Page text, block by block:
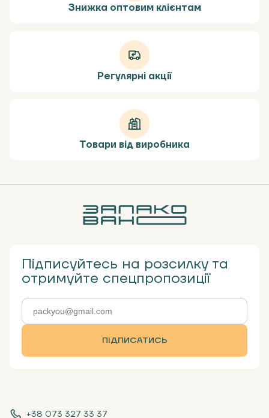
Знижка оптовим клієнтам
Регулярні акції
Товари від виробника
+38 073 327 33 37
Підписуйтесь на розсилку та
отримуйте спецпропозиції
ПІДПИСАТИСЬ